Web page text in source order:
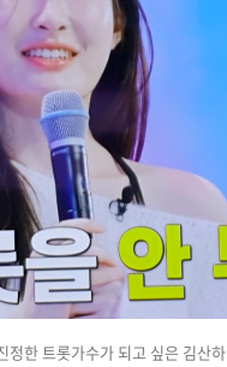
정한 트롯가수가 되고 싶은 김산하